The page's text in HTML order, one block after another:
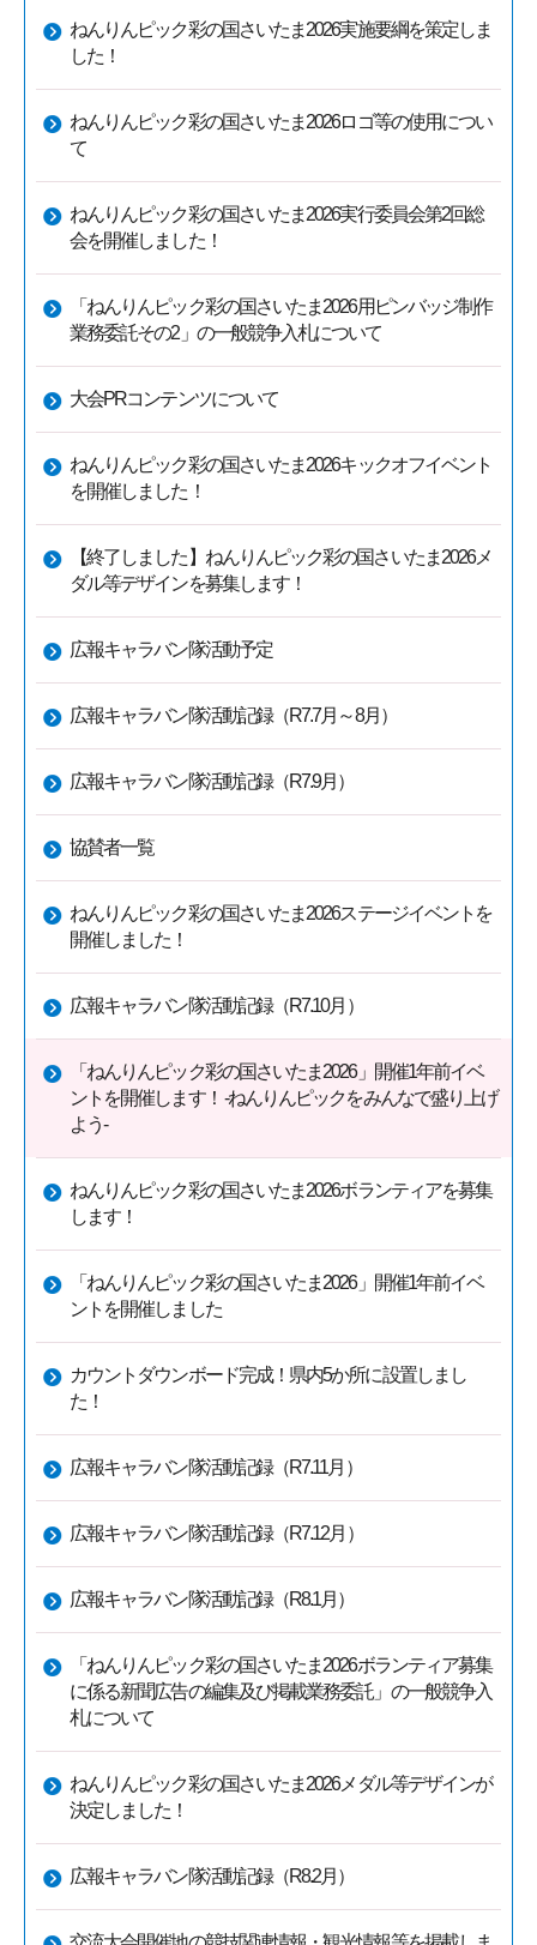
ねんりんピック彩の国さいたま2026実施要綱を策定しま
した！
ねんりんピック彩の国さいたま2026ロゴ等の使用につい
て
ねんりんピック彩の国さいたま2026実行委員会第2回総
会を開催しました！
「ねんりんピック彩の国さいたま2026用ピンバッジ制作
業務委託その2」の一般競争入札について
大会PRコンテンツについて
ねんりんピック彩の国さいたま2026キックオフイベント
を開催しました！
【終了しました】ねんりんピック彩の国さいたま2026メ
ダル等デザインを募集します！
広報キャラバン隊活動予定
広報キャラバン隊活動記録（R7.7月～8月）
広報キャラバン隊活動記録（R7.9月）
協賛者一覧
ねんりんピック彩の国さいたま2026ステージイベントを
開催しました！
広報キャラバン隊活動記録（R7.10月）
「ねんりんピック彩の国さいたま2026」開催1年前イベ
ントを開催します！ -ねんりんピックをみんなで盛り上げ
よう-
ねんりんピック彩の国さいたま2026ボランティアを募集
します！
「ねんりんピック彩の国さいたま2026」開催1年前イベ
ントを開催しました
カウントダウンボード完成！県内5か所に設置しまし
た！
広報キャラバン隊活動記録（R7.11月）
広報キャラバン隊活動記録（R7.12月）
広報キャラバン隊活動記録（R8.1月）
「ねんりんピック彩の国さいたま2026ボランティア募集
に係る新聞広告の編集及び掲載業務委託」の一般競争入
札について
ねんりんピック彩の国さいたま2026メダル等デザインが
決定しました！
広報キャラバン隊活動記録（R8.2月）